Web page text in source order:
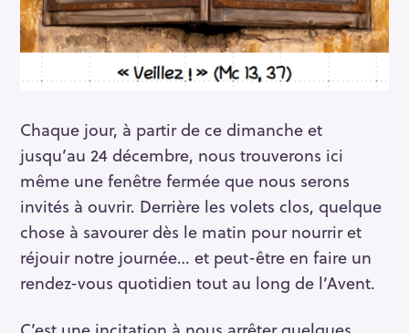
Chaque jour, à partir de ce dimanche et
jusqu’au 24 décembre, nous trouverons ici
même une fenêtre fermée que nous serons
invités à ouvrir. Derrière les volets clos, quelque
chose à savourer dès le matin pour nourrir et
réjouir notre journée… et peut-être en faire un
rendez-vous quotidien tout au long de l’Avent.